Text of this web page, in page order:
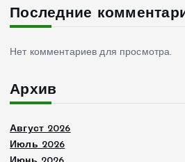
Последние
Нет комментариев для просмотра.
Архив
Август 2026
Июль 2026